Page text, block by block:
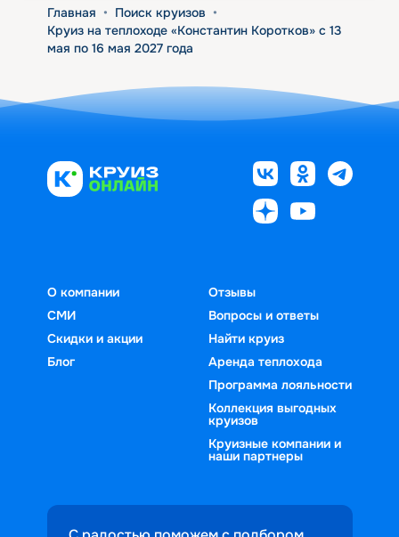
Главная • Поиск круизов •
Круиз на теплоходе «Константин Коротков» с 13
мая по 16 мая 2027 года
О компании
СМИ
Скидки и акции
Блог
Отзывы
Вопросы и ответы
Найти круиз
Аренда теплохода
Программа лояльности
Коллекция выгодных
круизов
Круизные компании и
наши партнеры